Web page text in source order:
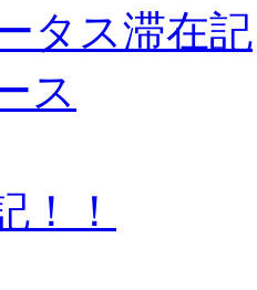
タス滞在記
ス
！！